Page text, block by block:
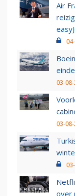
Air
03-
03-
over